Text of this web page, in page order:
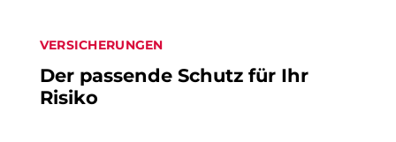
VERSICHERUNGEN
Der passende Schutz für Ihr
Risiko